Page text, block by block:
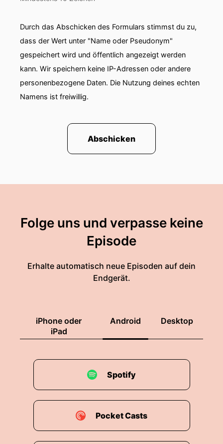
Durch das Abschicken des Formulars stimmst du zu,
dass der Wert unter "Name oder Pseudonym"
gespeichert wird und öffentlich angezeigt werden
kann. Wir speichern keine IP-Adressen oder andere
personenbezogene Daten. Die Nutzung deines echten
Namens ist freiwillig.
Abschicken
Folge uns und verpasse keine
Episode
Erhalte automatisch neue Episoden auf dein
Endgerät.
iPhone oder
iPad
Android Desktop
Spotify
Pocket Casts